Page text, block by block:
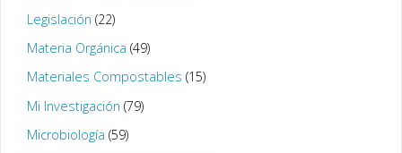
Legislación (22)
Materia Orgánica (49)
Materiales Compostables (15)
Mi Investigación (79)
Microbiología (59)